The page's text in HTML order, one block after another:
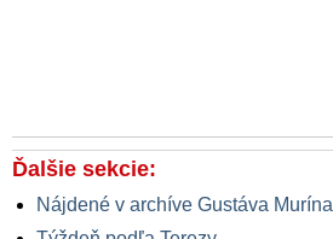
Ďalšie sekcie:
Nájdené v archíve Gustáva Murína